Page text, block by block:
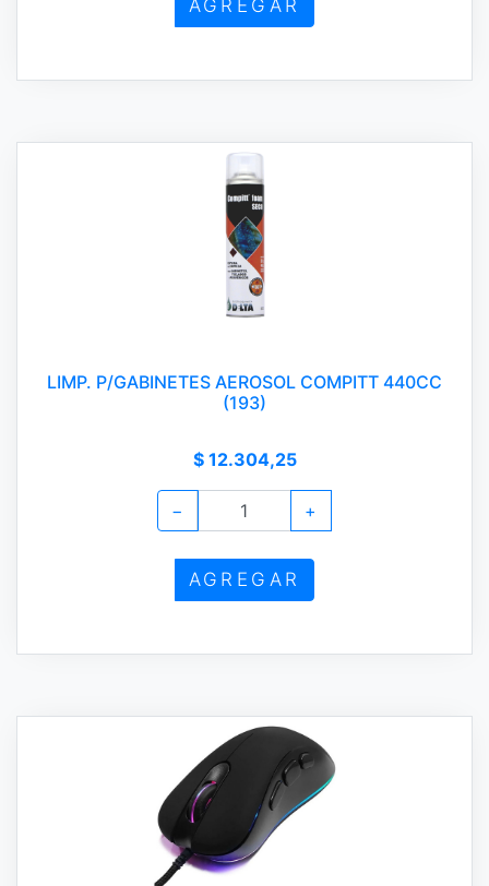
AGREGAR
LIMP. P/GABINETES AEROSOL COMPITT 440CC
(193)
$ 12.304,25
− +
AGREGAR